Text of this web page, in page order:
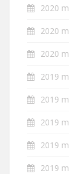
2020
2020
2020
2019
2019
2019
2019
2019